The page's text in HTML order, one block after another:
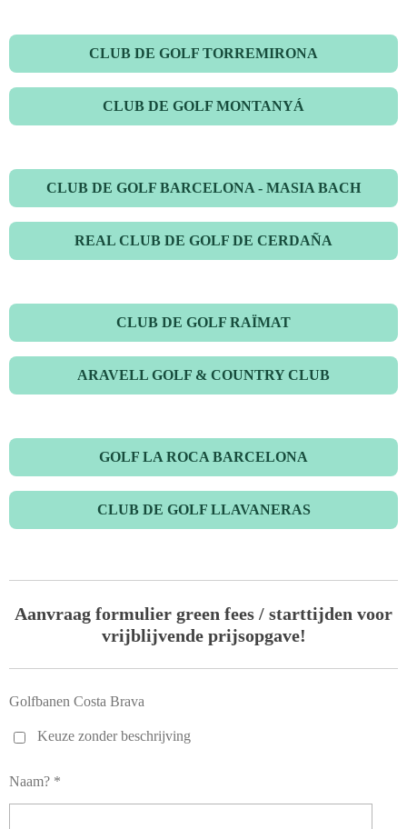
CLUB DE GOLF TORREMIRONA
CLUB DE GOLF MONTANYÁ
CLUB DE GOLF BARCELONA - MASIA BACH
REAL CLUB DE GOLF DE CERDAÑA
CLUB DE GOLF RAÏMAT
ARAVELL GOLF & COUNTRY CLUB
GOLF LA ROCA BARCELONA
CLUB DE GOLF LLAVANERAS
Aanvraag formulier green fees / starttijden voor
vrijblijvende prijsopgave!
Golfbanen Costa Brava
Keuze zonder beschrijving
Naam? *